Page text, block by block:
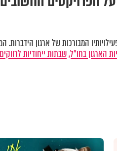
המבורכות של ארגון הידברות.
הארגון בחו"ל,שבתות ייחודיות